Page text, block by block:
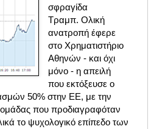
σφραγίδα
Τραμπ. Ολική
ανατροπή έφερε
στo Χρηματιστήριο
Αθηνών - και όχι
μόνο - η απειλή
που εκτόξευσε ο
50% στην ΕΕ, με την
που προδιαγραφόταν
το ψυχολογικό επίπεδο των